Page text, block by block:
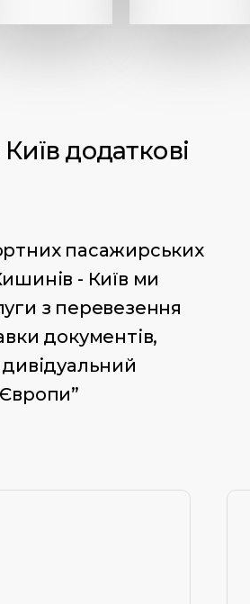
додаткові
пасажирських
- Київ ми
з перевезення
документів,